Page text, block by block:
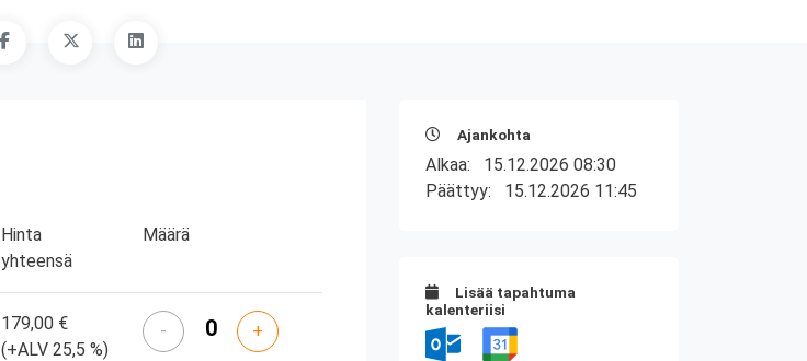
Hinta
yhteensä
Määrä
179,00 €
(+ALV 25,5 %)
- +
Ajankohta
Alkaa: 15.12.2026 08:30
Päättyy: 15.12.2026 11:45
Lisää tapahtuma
kalenteriisi